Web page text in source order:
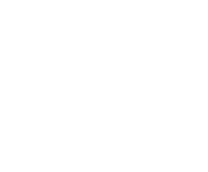
By continuing to browse this
you can access our